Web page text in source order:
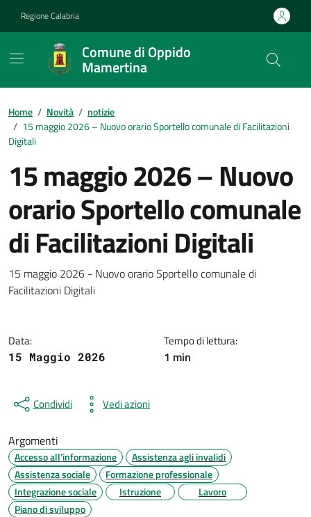
Regione Calabria
Comune di Oppido
Mamertina
Home / Novità / notizie
/ 15 maggio 2026 – Nuovo orario Sportello comunale di Facilitazioni
Digitali
15 maggio 2026 – Nuovo
orario Sportello comunale
di Facilitazioni Digitali
Dettagli della notizia
15 maggio 2026 - Nuovo orario Sportello comunale di
Facilitazioni Digitali
Data:
15 Maggio 2026
Tempo di lettura:
1 min
Condividi Vedi azioni
Argomenti
Accesso all'informazione
Assistenza agli invalidi
Assistenza sociale
Formazione professionale
Integrazione sociale
Istruzione
Lavoro
Piano di sviluppo